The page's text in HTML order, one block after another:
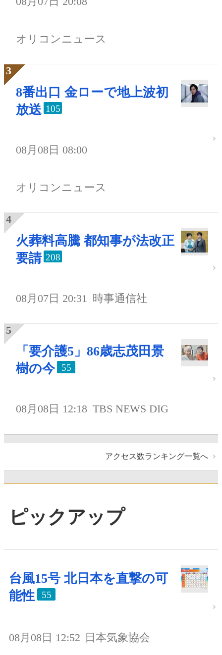
オリコンニュース
8番出口 金ローで地上波初
放送 105
08月08日 08:00
オリコンニュース
火葬料高騰 都知事が法改正
要請 208
08月07日 20:31 時事通信社
「要介護5」86歳志茂田景
樹の今
55
08月08日 12:18 TBS NEWS DIG
アクセス数ランキング一覧へ
ピックアップ
台風15号 北日本を直撃の可
能性
55
08月08日 12:52 日本気象協会